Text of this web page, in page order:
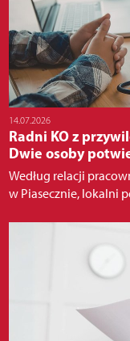
14.07.2026
Radni KO z
Dwie osoby
Według relacji
w Piasecznie, lokalni